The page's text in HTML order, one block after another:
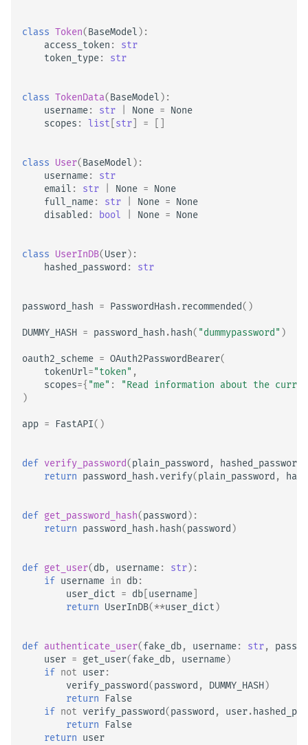
class Token(BaseModel ):
access_token :
str
token_type: str
class TokenData(BaseModel ):
username: str None = None
scopes : list str =
class User(BaseModel ):
username:
str
email : str None = None
full_name: str None = None
disabled : bool None = None
class UserInDB(User):
hashed_password : str
password_hash = PasswordHash .recommended()
DUMMY_HASH = password_hash . hash( "dummypassword" )
oauth2_scheme = OAuth2PasswordBearer(
tokenUrl="token" ,
scopes={ "me" :
"Read information about the
)
app = FastAPI()
def verify_password(plain_password , hashed_password
return password_hash .verify(plain_password ,
def get_password_hash(password ):
return password_hash . hash(password )
def get_user(db, username: str):
if username in db:
user_dict = db username
return UserInDB(**user_dict )
def authenticate_user(fake_db, username: str,
user = get_user(fake_db, username)
if not user:
verify_password(password , DUMMY_HASH)
return
False
if not verify_password(password , user.
return
False
return user